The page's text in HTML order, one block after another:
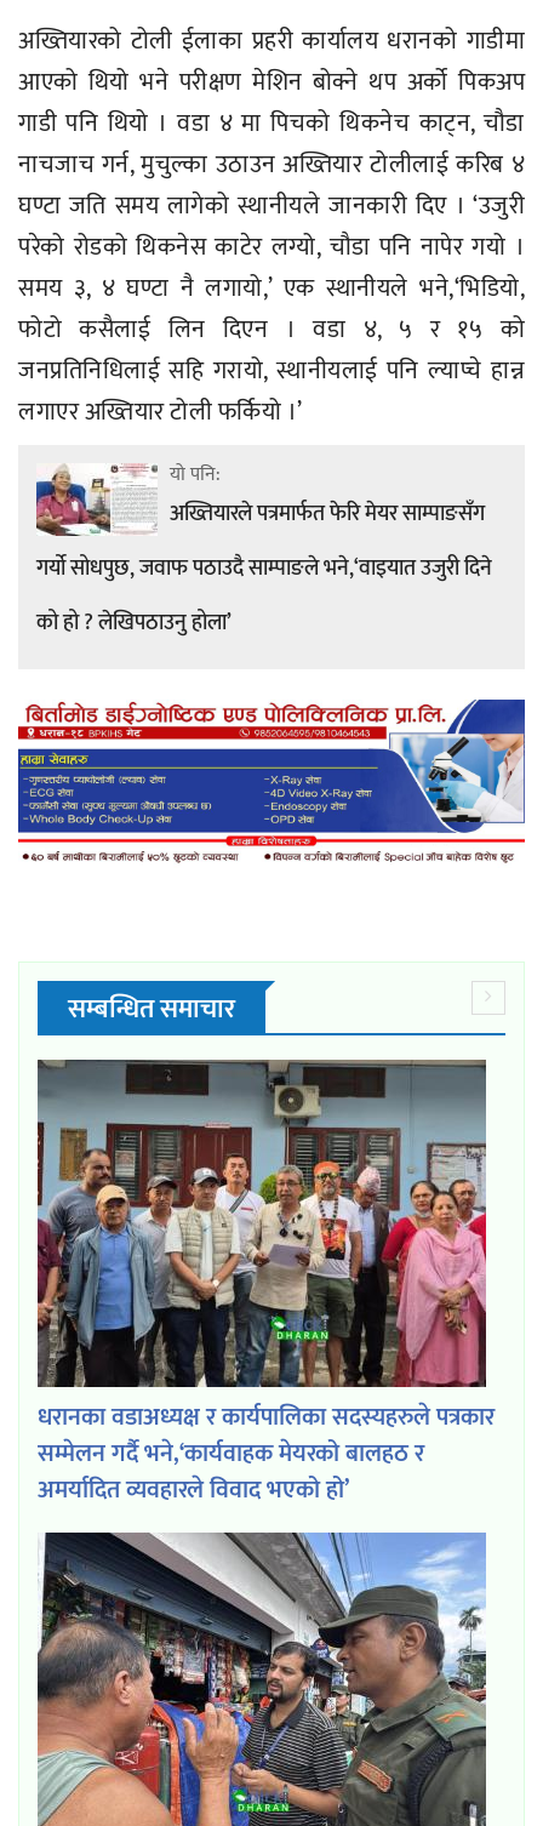
अख्तियारको टोली ईलाका प्रहरी कार्यालय धरानको गाडीमा
आएको थियो भने परीक्षण मेशिन बोक्ने थप अर्को पिकअप
गाडी पनि थियो । वडा ४ मा पिचको थिकनेच काट्न, चौडा
नाचजाच गर्न, मुचुल्का उठाउन अख्तियार टोलीलाई करिब ४
घण्टा जति समय लागेको स्थानीयले जानकारी दिए । ‘उजुरी
परेको रोडको थिकनेस काटेर लग्यो, चौडा पनि नापेर गयो ।
समय ३, ४ घण्टा नै लगायो,’ एक स्थानीयले भने,‘भिडियो,
फोटो कसैलाई लिन दिएन । वडा ४, ५ र १५ को
जनप्रतिनिधिलाई सहि गरायो, स्थानीयलाई पनि ल्याप्चे हान्न
लगाएर अख्तियार टोली फर्कियो ।’
यो पनि:
अख्तियारले पत्रमार्फत फेरि मेयर साम्पाङसँग
गर्यो सोधपुछ, जवाफ पठाउदै साम्पाङले भने,‘वाइयात उजुरी दिने
को हो ? लेखिपठाउनु होला’
सम्बन्धित समाचार
धरानका वडाअध्यक्ष र कार्यपालिका सदस्यहरुले पत्रकार
सम्मेलन गर्दै भने,‘कार्यवाहक मेयरको बालहठ र
अमर्यादित व्यवहारले विवाद भएको हो’